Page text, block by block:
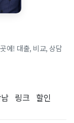
에! 대출, 비교, 상담
링크 할인